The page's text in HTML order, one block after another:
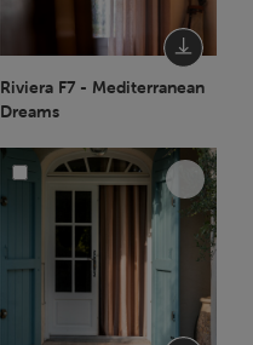
Riviera F7 - Mediterranean
Dreams